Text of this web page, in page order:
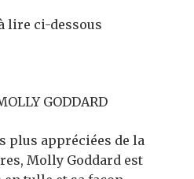
lire ci-dessous
GODDARD
plus appréciées de la
Molly Goddard est